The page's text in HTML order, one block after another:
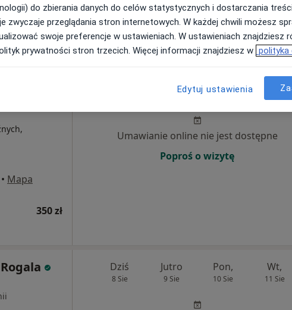
Gabinet stacjonarny - Specjalistyczna Praktyka Lekarska Agnieszka Matkowska-Kocjan
260 zł
• Mapa
350 zł
9 Sie 10 Sie
Wt,
11 Sie
Umawianie online nie jest dostępne
Poproś o wizytę
Dziś
8 Sie
Jutro
9 Sie
Pon,
10 Sie
Wt,
11 Sie
do zbierania danych do celów statystycznych i dostarczania
zwyczaje przeglądania stron internetowych. W każdej chwili możesz
swoje preferencje w ustawieniach. W ustawieniach znajdziesz
prywatności stron trzecich. Więcej informacji znajdziesz w polityka
Edytuj ustawienia